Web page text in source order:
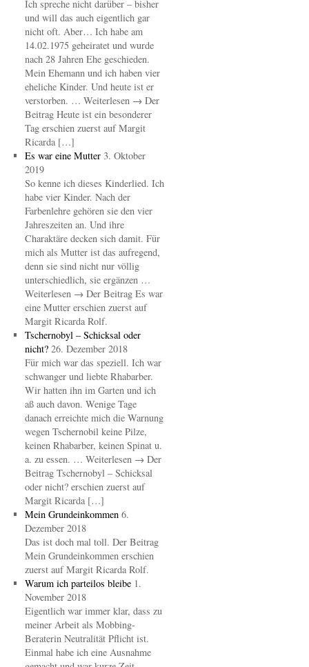
Ich spreche nicht darüber – bisher
und will das auch eigentlich gar
nicht oft. Aber… Ich habe am
14.02.1975 geheiratet und wurde
nach 28 Jahren Ehe geschieden.
Mein Ehemann und ich haben vier
eheliche Kinder. Und heute ist er
verstorben. … Weiterlesen → Der
Beitrag Heute ist ein besonderer
Tag erschien zuerst auf Margit
Ricarda […]
Es war eine Mutter 3. Oktober
2019
So kenne ich dieses Kinderlied. Ich
habe vier Kinder. Nach der
Farbenlehre gehören sie den vier
Jahreszeiten an. Und ihre
Charaktäre decken sich damit. Für
mich als Mutter ist das aufregend,
denn sie sind nicht nur völlig
unterschiedlich, sie ergänzen …
Weiterlesen → Der Beitrag Es war
eine Mutter erschien zuerst auf
Margit Ricarda Rolf.
Tschernobyl – Schicksal oder
nicht? 26. Dezember 2018
Für mich war das speziell. Ich war
schwanger und liebte Rhabarber.
Wir hatten ihn im Garten und ich
aß auch davon. Wenige Tage
danach erreichte mich die Warnung
wegen Tschernobil keine Pilze,
keinen Rhabarber, keinen Spinat u.
a. zu essen. … Weiterlesen → Der
Beitrag Tschernobyl – Schicksal
oder nicht? erschien zuerst auf
Margit Ricarda […]
Mein Grundeinkommen 6.
Dezember 2018
Das ist doch mal toll. Der Beitrag
Mein Grundeinkommen erschien
zuerst auf Margit Ricarda Rolf.
Warum ich parteilos bleibe 1.
November 2018
Eigentlich war immer klar, dass zu
meiner Arbeit als Mobbing-
Beraterin Neutralität Pflicht ist.
Einmal habe ich eine Ausnahme